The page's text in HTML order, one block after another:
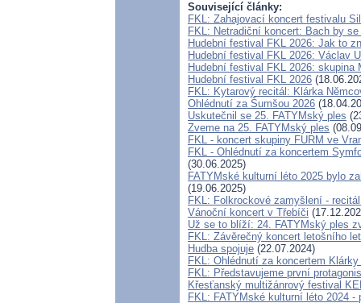
Související články:
FKL: Zahajovací koncert festivalu
FKL: Netradiční koncert: Bach by
Hudební festival FKL 2026: Jak to
Hudební festival FKL 2026: Václav
Hudební festival FKL 2026:
Hudební festival FKL 2026
FKL: Kytarový recitál: Klárka
Ohlédnutí za Šumšou 2026
Uskutečnil se 25. FATYMský ples
Zveme na 25. FATYMský ples
FKL - koncert skupiny FURM ve
FKL - Ohlédnutí za koncertem
(30.06.2025)
FATYMské kulturní léto 2025 bylo
(19.06.2025)
FKL: Folkrockové zamyšlení -
Vánoční koncert v Třebíči
Už se to blíží: 24. FATYMský ples
FKL: Závěrečný koncert letošního
Hudba spojuje (22.07.2024)
FKL: Ohlédnutí za koncertem
FKL: Představujeme první
Křesťanský multižánrový festival
FKL: FATYMské kulturní léto 2024 -